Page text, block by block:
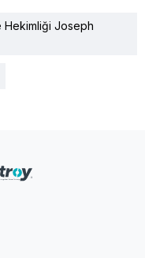
Hekimliği Joseph